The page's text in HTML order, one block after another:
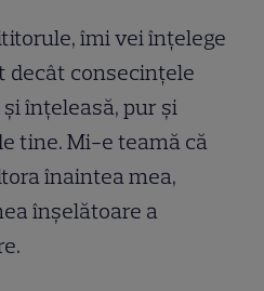
îmi vei înțelege
decât consecințele
înțeleasă, pur și
tine. Mi-e teamă că
înaintea mea,
înșelătoare a